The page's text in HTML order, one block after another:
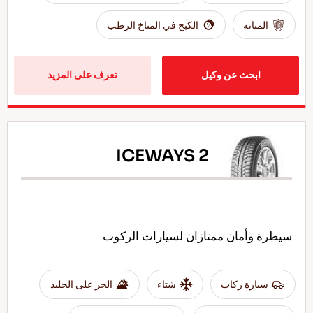
المتانة الكبح في المناخ الرطب
ابحث عن وكيل تعرف على المزيد
ICEWAYS 2
سيطرة وأمان ممتازان لسيارات الركوب
سيارة ركاب شتاء الجر على الجليد